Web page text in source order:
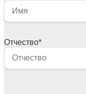
Отчество*